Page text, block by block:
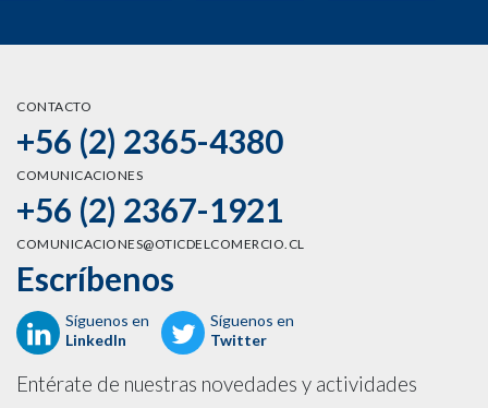
CONTACTO
+56 (2) 2365-4380
COMUNICACIONES
+56 (2) 2367-1921
COMUNICACIONES@OTICDELCOMERCIO.CL
Escríbenos
Síguenos en
LinkedIn
Síguenos en
Twitter
Entérate de nuestras novedades y actividades